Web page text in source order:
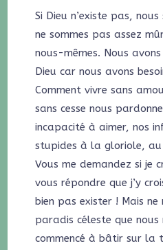
Si Dieu n’existe pas,
ne sommes pas assez
nous-mêmes. Nous
Dieu car nous avons
Comment vivre sans
sans cesse nous
incapacité à aimer, nos
stupides à la gloriole,
Vous me demandez si je
vous répondre que j’y
bien pas exister ! Mais
paradis céleste que nous
commencé à bâtir sur la